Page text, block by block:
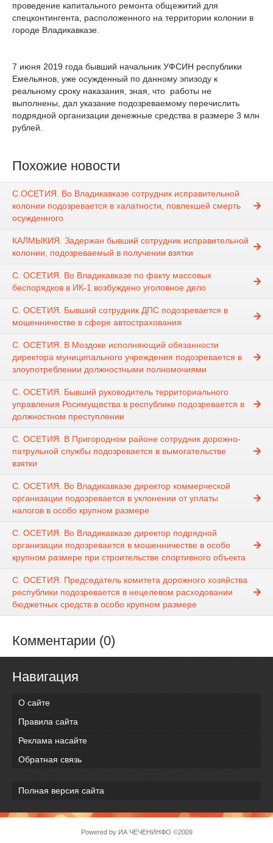
проведение капитального ремонта общежитий для
спецконтингента, расположенного на территории колонии в
городе Владикавказе.
7 июня 2019 года бывший начальник УФСИН республики
Емельянов, уже осужденный по данному эпизоду к
реальному сроку наказания, зная, что работы не
выполнены, дал указание подозреваемому перечислить
подрядной организации денежные средства в размере 3 млн
рублей.
Похожие новости
С.ОСЕТИЯ. Во Владикавказе сотрудник исправительной
колонии подозревается в халатности, повлекшей смерть
осужденного
КАЛМЫКИЯ. Задержан бывший сотрудник исправительной
колонии, подозреваемый в получении взятки
С. ОСЕТИЯ. Во Владикавказе по факту массовых
беспорядков в ИК-1 возбуждено уголовное дело
С. ОСЕТИЯ. Бывший сотрудник ДПС подозревается в
мошенничестве в сфере автострахования
С. ОСЕТИЯ. В Моздоке исполняющий обязанности
директора муниципального учреждения подозревается в
злоупотреблении должностными полномочиями
С. ОСЕТИЯ. Бывший руководитель территориального
управления Росимущества в республике подозревается в
должностном преступлении
С. ОСЕТИЯ. В Пригородном районе сотрудник дорожно-
патрульной службы подозревается в вымогательстве
взятки
С. ОСЕТИЯ. Во Владикавказе директор коммерческой
организации подозревается в уклонении от уплаты
налогов в особо крупном размере
С. ОСЕТИЯ. Во Владикавказе директор подрядной
организации подозревается в мошенничестве в особо
крупном размере при строительстве спортивного объекта
С. ОСЕТИЯ. Председатель комитета дорожного хозяйства
республики подозревается в нецелевом расходовании
бюджетных средств в особо крупном размере
Комментарии (0)
Навигация
О сайте
Правила сайта
Реклама насайте
Обратная связь
Полная версия сайта
Powered by ИА ЧЕЧЕНИНФО ©2009